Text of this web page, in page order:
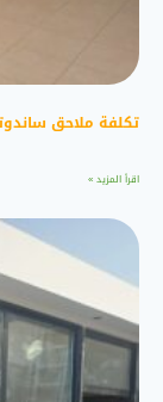
تكلفة ملاحق
اقرأ المزيد »